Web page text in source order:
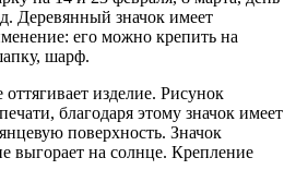
Деревянный значок имеет
его можно крепить на
шарф.
изделие. Рисунок
благодаря этому значок имеет
поверхность. Значок
выгорает на солнце. Крепление